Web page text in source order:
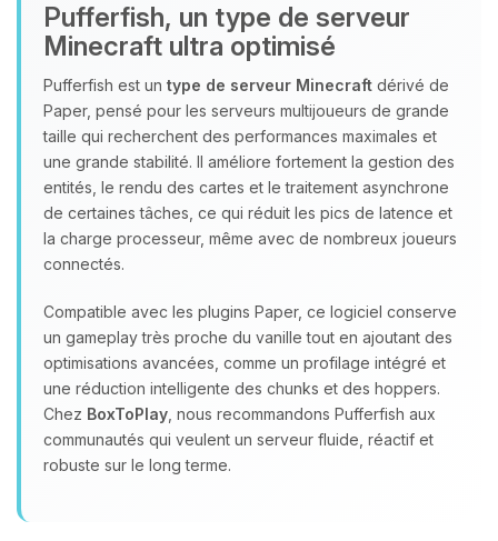
Pufferfish, un type de serveur
Minecraft ultra optimisé
Pufferfish est un type de serveur Minecraft dérivé de
Paper, pensé pour les serveurs multijoueurs de grande
taille qui recherchent des performances maximales et
une grande stabilité. Il améliore fortement la gestion des
entités, le rendu des cartes et le traitement asynchrone
de certaines tâches, ce qui réduit les pics de latence et
la charge processeur, même avec de nombreux joueurs
connectés.
Compatible avec les plugins Paper, ce logiciel conserve
un gameplay très proche du vanille tout en ajoutant des
optimisations avancées, comme un profilage intégré et
une réduction intelligente des chunks et des hoppers.
Chez BoxToPlay , nous recommandons Pufferfish aux
communautés qui veulent un serveur fluide, réactif et
robuste sur le long terme.
Youpi, enfin quelqu’un pour me
parler ! Moi c’est Choupy, ton petit
assistant BoxToPlay. Dis-moi ce dont
tu as besoin et je vais remuer mes
petits circuits pour t’aider.
10/08/2026 à 11:39